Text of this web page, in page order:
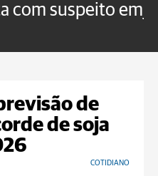
com suspeito em
de
de soja
COTIDIANO